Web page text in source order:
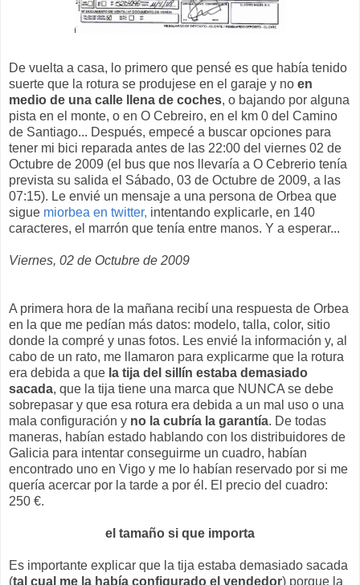
De vuelta a casa, lo primero que pensé es que había tenido
suerte que la rotura se produjese en el garaje y no en
medio de una calle llena de coches, o bajando por alguna
pista en el monte, o en O Cebreiro, en el km 0 del Camino
de Santiago... Después, empecé a buscar opciones para
tener mi bici reparada antes de las 22:00 del viernes 02 de
Octubre de 2009 (el bus que nos llevaría a O Cebrerio tenía
prevista su salida el Sábado, 03 de Octubre de 2009, a las
07:15). Le envié un mensaje a una persona de Orbea que
sigue miorbea en twitter, intentando explicarle, en 140
caracteres, el marrón que tenía entre manos. Y a esperar...
Viernes, 02 de Octubre de 2009
A primera hora de la mañana recibí una respuesta de Orbea
en la que me pedían más datos: modelo, talla, color, sitio
donde la compré y unas fotos. Les envié la información y, al
cabo de un rato, me llamaron para explicarme que la rotura
era debida a que la tija del sillín estaba demasiado
sacada, que la tija tiene una marca que NUNCA se debe
sobrepasar y que esa rotura era debida a un mal uso o una
mala configuración y no la cubría la garantía. De todas
maneras, habían estado hablando con los distribuidores de
Galicia para intentar conseguirme un cuadro, habían
encontrado uno en Vigo y me lo habían reservado por si me
quería acercar por la tarde a por él. El precio del cuadro:
250 €.
el tamaño si que importa
Es importante explicar que la tija estaba demasiado sacada
(tal cual me la había configurado el vendedor) porque la